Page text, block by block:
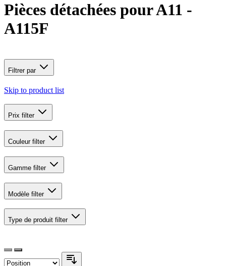
Pièces détachées pour A11 -
A115F
Filtrer par
Skip to product list
Prix filter
Couleur filter
Gamme filter
Modèle filter
Type de produit filter